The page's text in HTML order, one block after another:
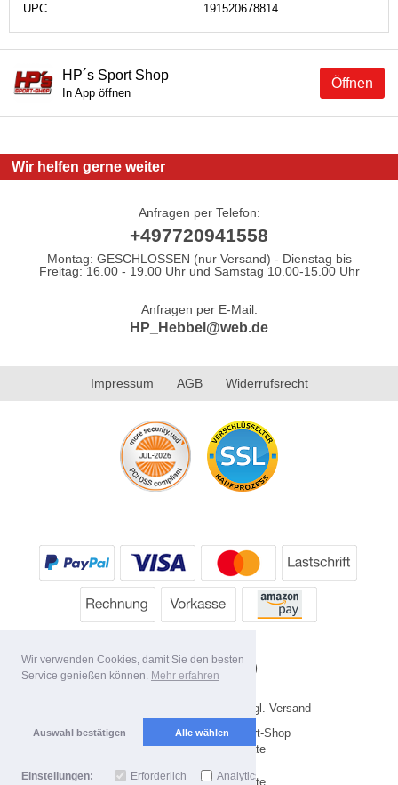
Wir verwenden Cookies, damit Sie den besten
Service genießen können. Mehr erfahren
Auswahl bestätigen Alle wählen
Einstellungen: Erforderlich Analytics
UPC
191520678814
Öffnen
HP´s Sport Shop
In App öffnen
Wir helfen gerne weiter
Anfragen per Telefon:
+497720941558
Montag: GESCHLOSSEN (nur Versand) - Dienstag bis
Freitag: 16.00 - 19.00 Uhr und Samstag 10.00-15.00 Uhr
Anfragen per E-Mail:
HP_Hebbel@web.de
Impressum AGB Widerrufsrecht
* Alle Preise inkl. MwSt. evtl. zzgl. Versand
Copyright 2026 by HP's Sport-Shop
Mobile Shop by Shopgate
Zur klassischen Webseite